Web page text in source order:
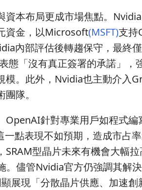
本布局更成市場焦點。
資金，以Microsoft(MSFT)支持
內部評估後轉趨保守，最終
態「沒有真正簽署的承諾」，
模。此外，Nvidia也主動介入
隊。
針對專業用戶如程式編
點表現不如預期，造成市占
型晶片未來有機會大幅
。儘管Nvidia官方仍強調其解
展現「分散晶片供應、加速創